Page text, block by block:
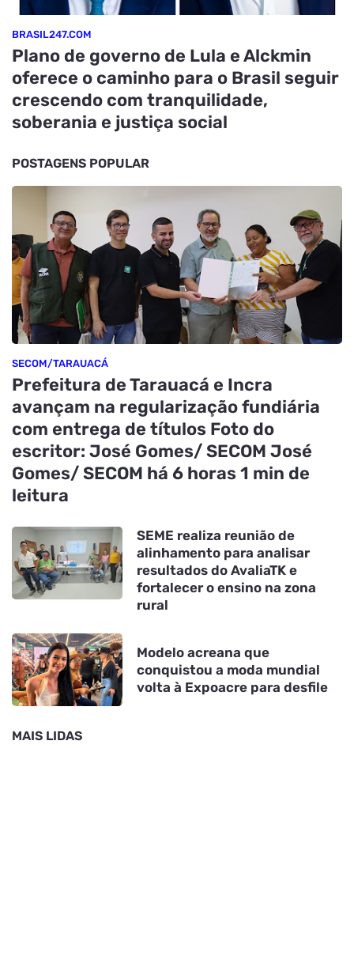
BRASIL247.COM
Plano de governo de Lula e Alckmin
oferece o caminho para o Brasil seguir
crescendo com tranquilidade,
soberania e justiça social
POSTAGENS POPULAR
SECOM/TARAUACÁ
Prefeitura de Tarauacá e Incra
avançam na regularização fundiária
com entrega de títulos Foto do
escritor: José Gomes/ SECOM José
Gomes/ SECOM há 6 horas 1 min de
leitura
SEME realiza reunião de
alinhamento para analisar
resultados do AvaliaTK e
fortalecer o ensino na zona
rural
Modelo acreana que
conquistou a moda mundial
volta à Expoacre para desfile
MAIS LIDAS